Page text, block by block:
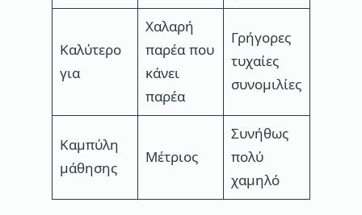
Καλύτερο
για
Χαλαρή
παρέα που
κάνει
παρέα
Γρήγορες
τυχαίες
συνομιλίες
Καμπύλη
μάθησης
Μέτριος
Συνήθως
πολύ
χαμηλό